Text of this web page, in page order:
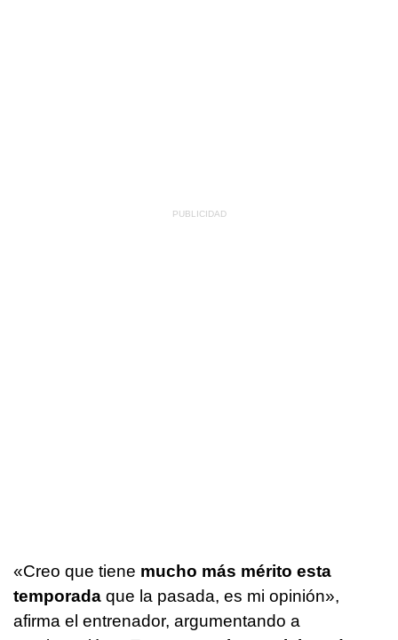
«Creo que tiene mucho más mérito esta
temporada que la pasada, es mi opinión»,
afirma el entrenador, argumentando a